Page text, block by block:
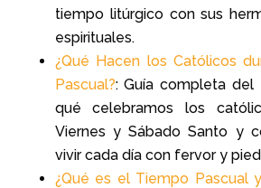
tiempo litúrgico con sus
espirituales.
¿Qué Hacen los Católicos
Pascual?: Guía completa del
qué celebramos los
Viernes y Sábado Santo y
vivir cada día con fervor y
¿Qué es el Tiempo Pascual